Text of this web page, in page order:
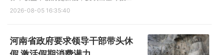
者对此次离岸债券发行需求强劲。 彭博社
发布的公告，规模各为10亿元人民币的15
年期和30年期国债，发行利率分别为
2026-08-05 16:35:40
河南省政府要求领导干部带头休